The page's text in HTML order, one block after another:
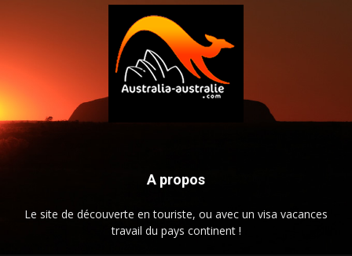
A propos
Le site de découverte en touriste, ou avec un visa vacances
travail du pays continent !